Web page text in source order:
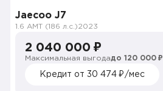
Jaecoo J7
1.6 AMT (186 л.с.)2023
2 040 000 ₽
Максимальная выгодадо 120 000 ₽
Кредит от 30 474 ₽/мес